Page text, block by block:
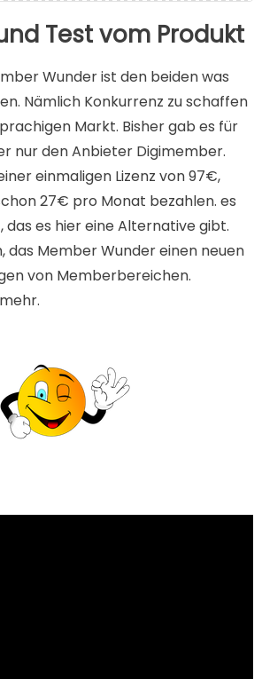
Test vom Produkt
Wunder ist den beiden was
Nämlich Konkurrenz zu schaffen
Markt. Bisher gab es für
nur den Anbieter Digimember.
einmaligen Lizenz von 97€,
27€ pro Monat bezahlen. es
das es hier eine Alternative gibt.
das Member Wunder einen neuen
von Memberbereichen.